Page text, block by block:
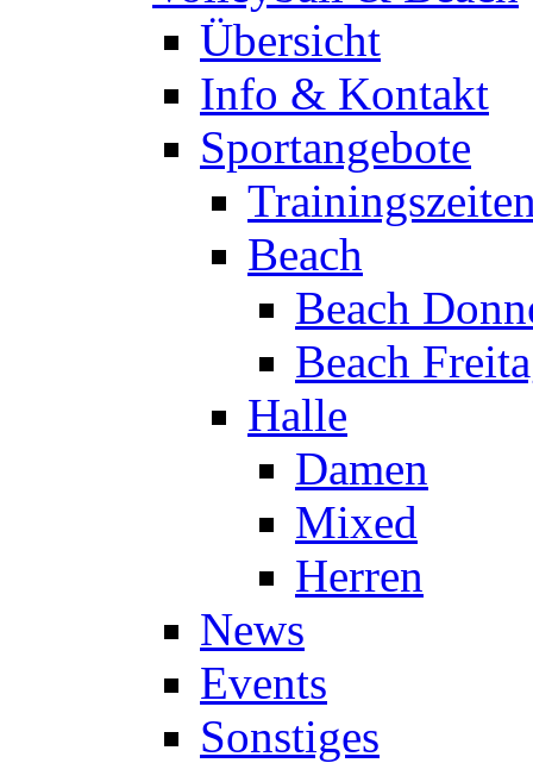
Übersicht
Info & Kontakt
Sportangebote
Beach
Beach
Beach
Halle
Damen
Mixed
Herren
News
Events
Sonstiges